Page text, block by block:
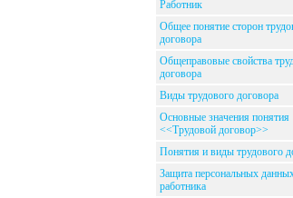
Работник
Общее понятие сторон
договора
Общеправовые свойства
договора
Виды трудового договора
Основные значения понятия
<<Трудовой договор>>
Понятия и виды трудового
Защита персональных
работника